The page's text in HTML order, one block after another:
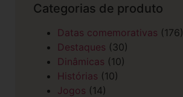
Categorias de produto
Datas comemorativas (176)
Destaques (30)
Dinâmicas (10)
Histórias (10)
Jogos (14)